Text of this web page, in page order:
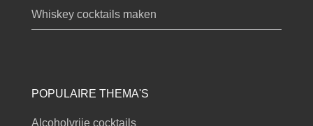
Whiskey cocktails maken
POPULAIRE THEMA'S
Alcoholvrije cocktails